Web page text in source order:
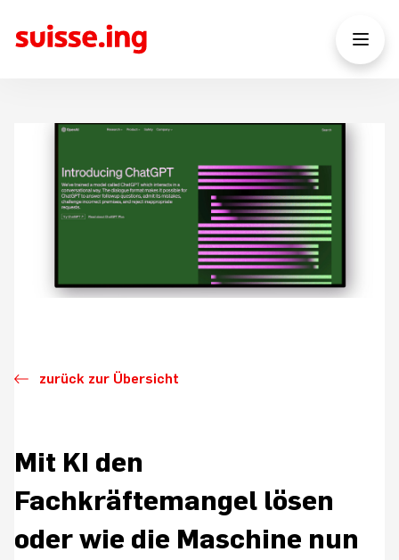
zurück zur Übersicht
Mit KI den
Fachkräftemangel lösen
oder wie die Maschine nun